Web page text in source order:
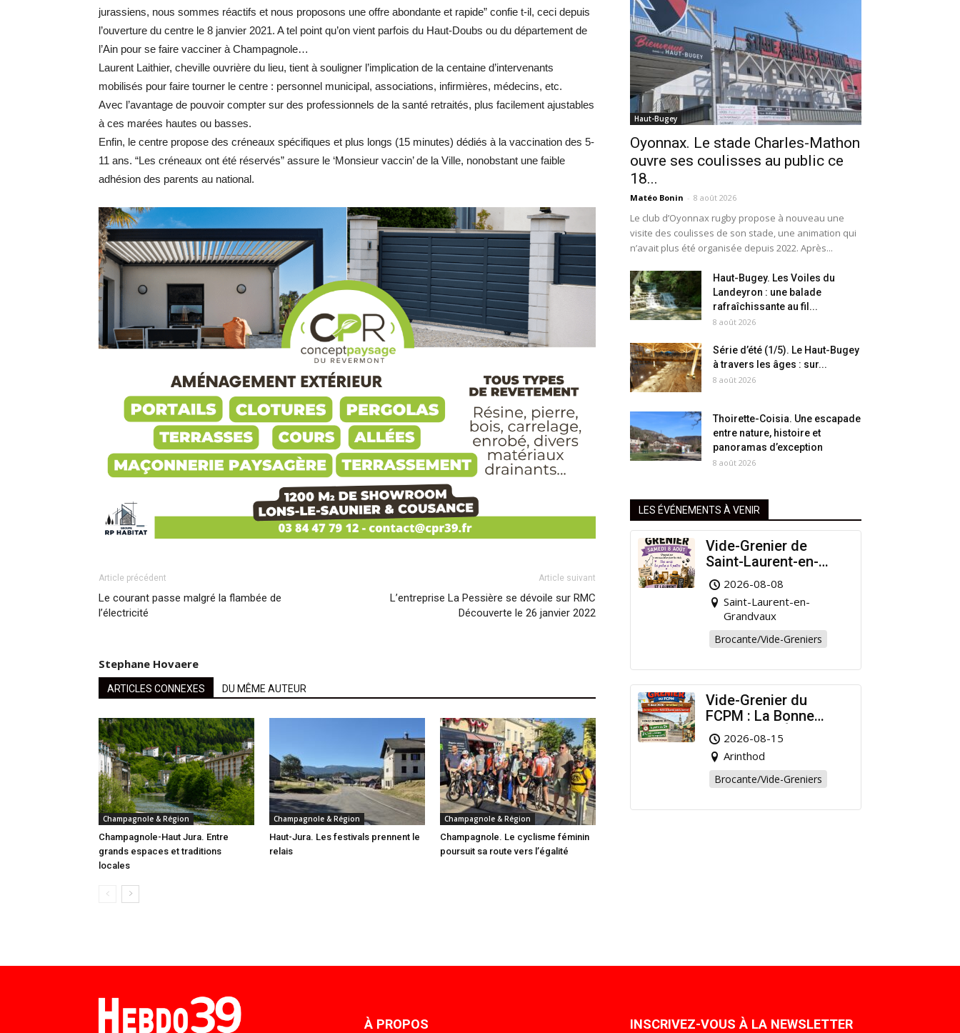
jurassiens, nous sommes réactifs et nous proposons une offre abondante et rapide” confie t-il, ceci depuis
l’ouverture du centre le 8 janvier 2021. A tel point qu’on vient parfois du Haut-Doubs ou du département de
l’Ain pour se faire vacciner à Champagnole…
Laurent Laithier, cheville ouvrière du lieu, tient à souligner l’implication de la centaine d’intervenants
mobilisés pour faire tourner le centre : personnel municipal, associations, infirmières, médecins, etc.
Avec l’avantage de pouvoir compter sur des professionnels de la santé retraités, plus facilement ajustables
à ces marées hautes ou basses.
Enfin, le centre propose des créneaux spécifiques et plus longs (15 minutes) dédiés à la vaccination des 5-
11 ans. “Les créneaux ont été réservés” assure le ‘Monsieur vaccin’ de la Ville, nonobstant une faible
adhésion des parents au national.
Article précédent
Le courant passe malgré la flambée de
l’électricité
Article suivant
L’entreprise La Pessière se dévoile sur RMC
Découverte le 26 janvier 2022
Stephane Hovaere
ARTICLES CONNEXES DU MÊME AUTEUR
Champagnole & Région
Champagnole-Haut Jura. Entre
grands espaces et traditions
locales
Champagnole & Région
Haut-Jura. Les festivals prennent le
relais
Champagnole & Région
Champagnole. Le cyclisme féminin
poursuit sa route vers l’égalité
Haut-Bugey
Oyonnax. Le stade Charles-Mathon
ouvre ses coulisses au public ce
18...
Matéo Bonin - 8 août 2026
Le club d’Oyonnax rugby propose à nouveau une
visite des coulisses de son stade, une animation qui
n’avait plus été organisée depuis 2022. Après...
Haut-Bugey. Les Voiles du
Landeyron : une balade
rafraîchissante au fil...
8 août 2026
Série d’été (1/5). Le Haut-Bugey
à travers les âges : sur...
8 août 2026
Thoirette-Coisia. Une escapade
entre nature, histoire et
panoramas d’exception
8 août 2026
LES ÉVÉNEMENTS À VENIR
Vide-Grenier de
Saint-Laurent-en-
Grandvaux : Venez
chiner pour la bonne
cause !
2026-08-08
Saint-Laurent-en-
Grandvaux
Brocante/Vide-Greniers
Vide-Grenier du
FCPM : La Bonne
Affaire de l’Été à
Arinthod !
2026-08-15
Arinthod
Brocante/Vide-Greniers